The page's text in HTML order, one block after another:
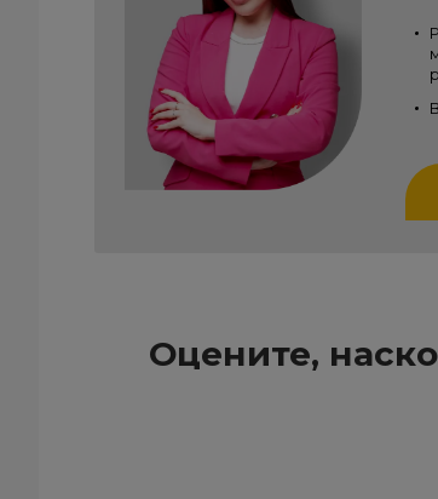
Оцените,